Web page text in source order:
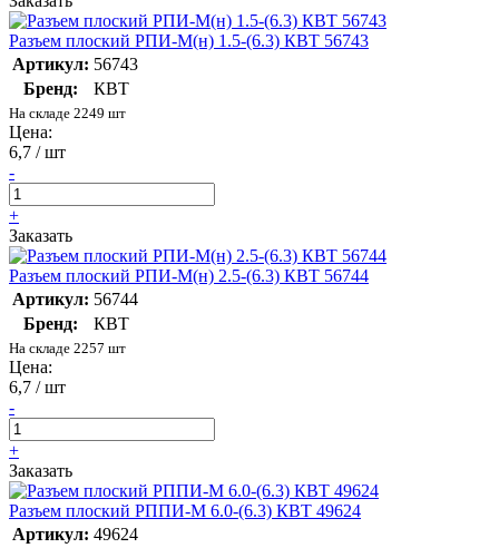
Разъем плоский РПИ-М(н) 1.5-(6.3) КВТ 56743
Артикул: 56743
Бренд:
КВТ
На складе 2249 шт
Цена:
6,7 / шт
-
+
Заказать
Разъем плоский РПИ-М(н) 2.5-(6.3) КВТ 56744
Артикул: 56744
Бренд:
КВТ
На складе 2257 шт
Цена:
6,7 / шт
-
+
Заказать
Разъем плоский РППИ-М 6.0-(6.3) КВТ 49624
Артикул: 49624